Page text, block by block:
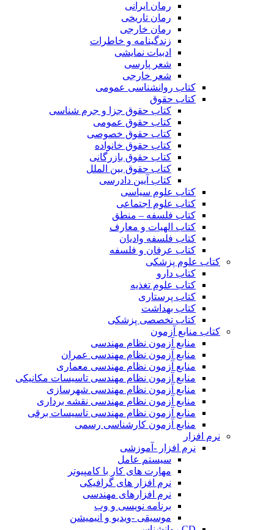
رمان ایرانی
رمان تاریخی
رمان خارجی
زندگینامه و خاطرات
ادبیات نمایشی
شعر پارسی
شعر خارجی
کتاب روانشناسی عمومی
کتاب حقوق
کتاب حقوق جزا و جرم شناسی
کتاب حقوق عمومی
کتاب حقوق خصوصی
کتاب حقوق خانواده
کتاب حقوق بازرگانی
کتاب حقوق بین الملل
کتاب آیین دادرسی
کتاب علوم سیاسی
کتاب علوم اجتماعی
کتاب فلسفه – منطق
کتاب الهیات و معارف
کتاب فلسفه وادیان
کتاب عرفان و فلسفه
کتاب علوم پزشکی
کتاب دارو
کتاب علوم تغذیه
کتاب پرستاری
کتاب بهداشت
کتاب تخصصی پزشکی
کتاب منابع آزمون
منابع آزمون نظام مهندسی
منابع آزمون نظام مهندسی عمران
منابع آزمون نظام مهندسی معماری
منابع آزمون نظام مهندسی تاسیسات مکانیکی
منابع آزمون نظام مهندسی شهرسازی
منابع آزمون نظام مهندسی نقشه برداری
منابع آزمون نظام مهندسی تاسیسات برقی
منابع آزمون کارشناسی رسمی
نرم افزار
نرم افزار -آموزشی
سیستم عامل
مهارت های کار با کامپیوتر
نرم افزار های گرافیکی
نرم افزارهای مهندسی
برنامه نویسی و وب
موسیقی -ویدیو و انیمیشن